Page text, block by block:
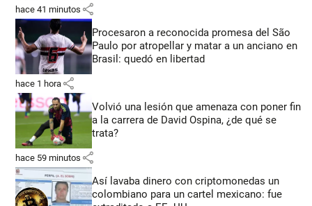
hace 41 minutos share
Procesaron a reconocida promesa del São
Paulo por atropellar y matar a un anciano en
Brasil: quedó en libertad
hace 1 hora share
Volvió una lesión que amenaza con poner fin
a la carrera de David Ospina, ¿de qué se
trata?
hace 59 minutos share
Así lavaba dinero con criptomonedas un
colombiano para un cartel mexicano: fue